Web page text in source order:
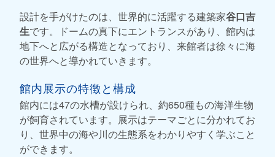
設計を手がけたのは、世界的に活躍する建築家谷口吉
生です。ドームの真下にエントランスがあり、館内は
地下へと広がる構造となっており、来館者は徐々に海
の世界へと導かれていきます。
館内展示の特徴と構成
館内には47の水槽が設けられ、約650種もの海洋生物
が飼育されています。展示はテーマごとに分かれてお
り、世界中の海や川の生態系をわかりやすく学ぶこと
ができます。